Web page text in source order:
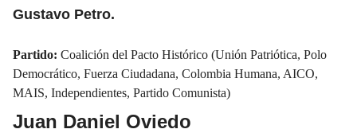
Gustavo Petro.
Partido: Coalición del Pacto Histórico (Unión Patriótica, Polo
Democrático, Fuerza Ciudadana, Colombia Humana, AICO,
MAIS, Independientes, Partido Comunista)
Juan Daniel Oviedo